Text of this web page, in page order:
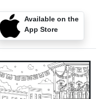
Available on the
App Store